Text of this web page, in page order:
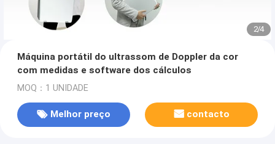
2/4
Máquina portátil do ultrassom de Doppler da cor
com medidas e software dos cálculos
MOQ：1 UNIDADE
Melhor preço contacto